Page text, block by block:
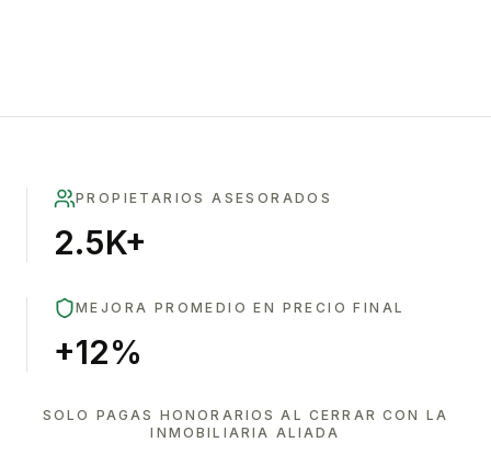
PROPIETARIOS ASESORADOS
2.5K+
MEJORA PROMEDIO EN PRECIO FINAL
+12%
SOLO PAGAS HONORARIOS AL CERRAR CON LA
INMOBILIARIA ALIADA